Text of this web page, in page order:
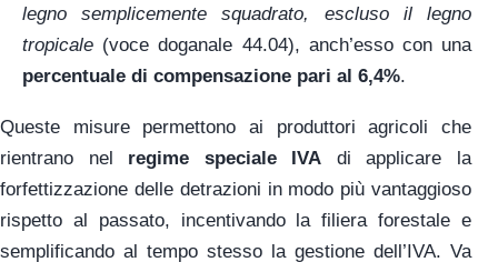
legno semplicemente squadrato, escluso il legno
tropicale (voce doganale 44.04), anch’esso con una
percentuale di compensazione pari al 6,4%.
Queste misure permettono ai produttori agricoli che
rientrano nel regime speciale IVA di applicare la
forfettizzazione delle detrazioni in modo più vantaggioso
rispetto al passato, incentivando la filiera forestale e
semplificando al tempo stesso la gestione dell’IVA. Va